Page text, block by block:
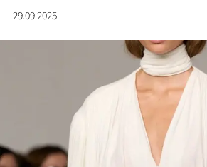
29.09.2025